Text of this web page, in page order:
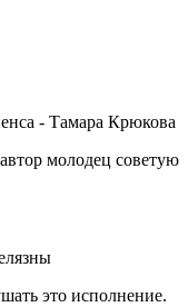
- Тамара Крюкова
молодец советую
это исполнение.